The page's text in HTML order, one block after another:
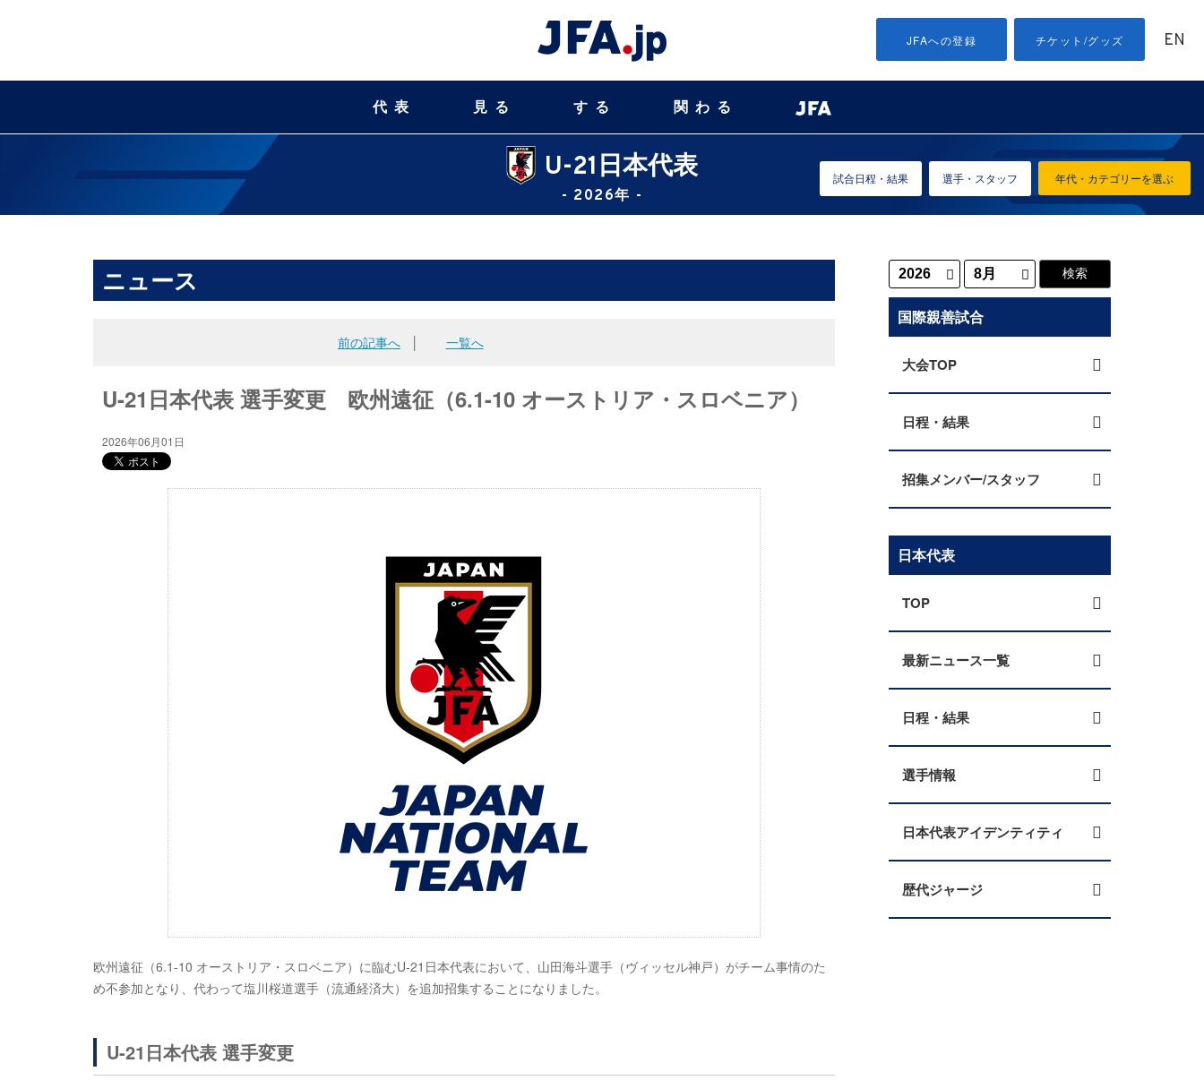
JFAへの登録 チケット/グッズ EN
代表 見る する 関わる
U-21日本代表
- 2026年 -
年代・カテゴリーを選ぶ
試合日程・結果 選手・スタッフ
ニュース
前の記事へ 一覧へ
U-21日本代表 選手変更 欧州遠征（6.1-10 オーストリア・スロベニア）
2026年06月01日
欧州遠征（6.1-10 オーストリア・スロベニア）に臨むU-21日本代表において、山田海斗選手（ヴィッセル神戸）がチーム事情のた
め不参加となり、代わって塩川桜道選手（流通経済大）を追加招集することになりました。
U-21日本代表 選手変更
国際親善試合
大会TOP
日程・結果
招集メンバー/スタッフ
日本代表
TOP
最新ニュース一覧
日程・結果
選手情報
日本代表アイデンティティ
歴代ジャージ